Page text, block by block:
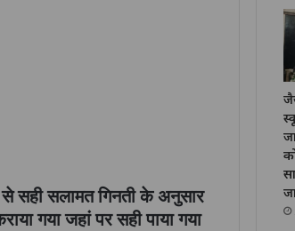
से सही सलामत गिनती के अनुसार
गया जहां पर सही पाया गया